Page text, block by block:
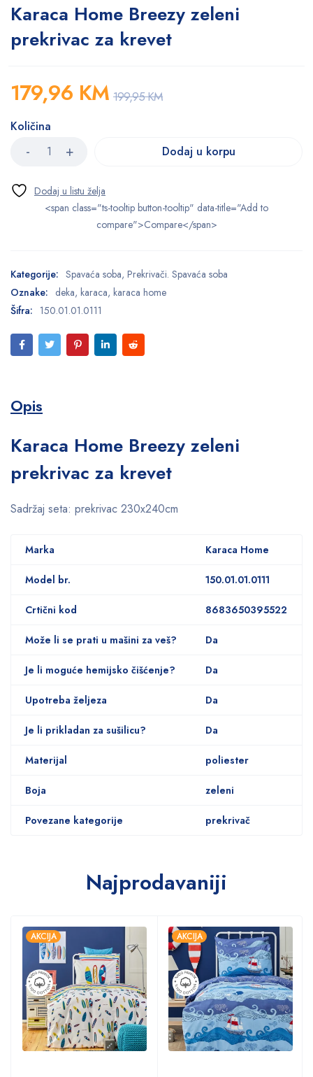
Karaca Home Breezy zeleni
prekrivac za krevet
199,95KM
179,96 KM
Količina
Dodaj u korpu
<span class="ts-tooltip button-tooltip" data-title="Add to
compare">Compare</span>
Kategorije: Spavaća soba, Prekrivači. Spavaća soba
Oznake: deka, karaca, karaca home
Šifra: 150.01.01.0111
Opis
Karaca Home Breezy zeleni
prekrivac za krevet
Sadržaj seta: prekrivac 230x240cm
Marka Karaca Home
Model br. 150.01.01.0111
Crtični kod 8683650395522
Može li se prati u mašini za veš? Da
Je li moguće hemijsko čišćenje? Da
Upotreba željeza Da
Je li prikladan za sušilicu? Da
Materijal poliester
Boja zeleni
Povezane kategorije prekrivač
Najprodavaniji
AKCIJA AKCIJA